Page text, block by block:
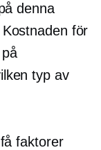
denna
för
typ av
faktorer